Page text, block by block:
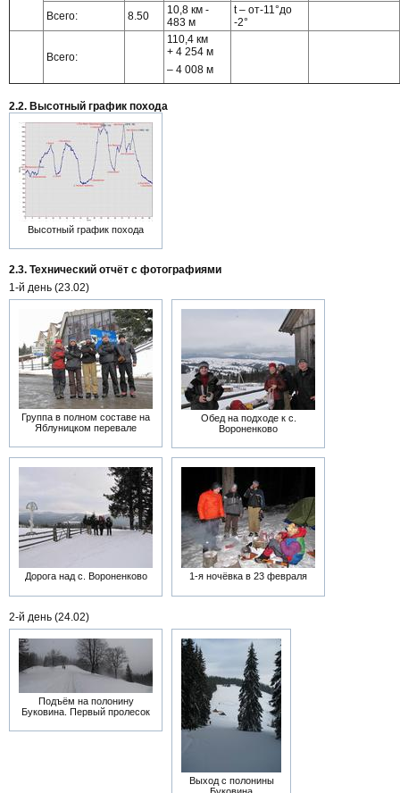
Всего:
8.50
10,8 км -
483 м
t – от-11°до
-2°
Всего:
110,4 км
+ 4 254 м
– 4 008 м
2.2. Высотный график похода
Высотный график похода
2.3. Технический отчёт с фотографиями
1-й день (23.02)
Группа в полном составе на
Яблуницком перевале
Обед на подходе к с.
Вороненково
Дорога над с. Вороненково 1-я ночёвка в 23 февраля
2-й день (24.02)
Подъём на полонину
Буковина. Первый пролесок
Выход с полонины
Буковина